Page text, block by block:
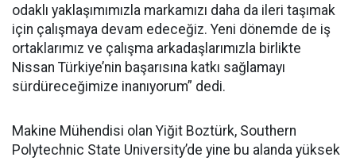
odaklı yaklaşımımızla markamızı daha da ileri taşımak
için çalışmaya devam edeceğiz. Yeni dönemde de iş
ortaklarımız ve çalışma arkadaşlarımızla birlikte
Nissan Türkiye’nin başarısına katkı sağlamayı
sürdüreceğimize inanıyorum” dedi.
Makine Mühendisi olan Yiğit Boztürk, Southern
Polytechnic State University’de yine bu alanda yüksek